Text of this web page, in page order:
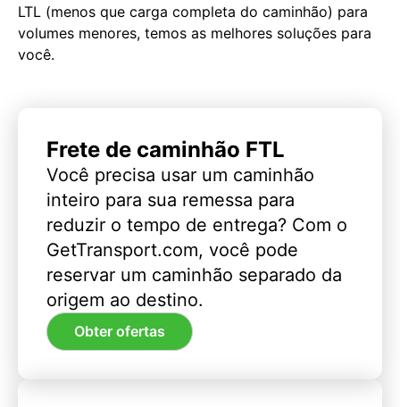
LTL (menos que carga completa do caminhão) para
volumes menores, temos as melhores soluções para
você.
Frete de caminhão FTL
Você precisa usar um caminhão
inteiro para sua remessa para
reduzir o tempo de entrega? Com o
GetTransport.com, você pode
reservar um caminhão separado da
origem ao destino.
Obter ofertas